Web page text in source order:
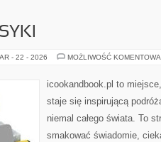
- 22 - 2026 MOŻLIWOŚĆ
icookandbook.pl to
staje się inspirującą
niemal całego świata. To
smakować świadomie,